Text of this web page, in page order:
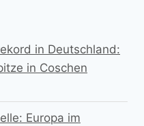
in Deutschland:
in Coschen
Europa im